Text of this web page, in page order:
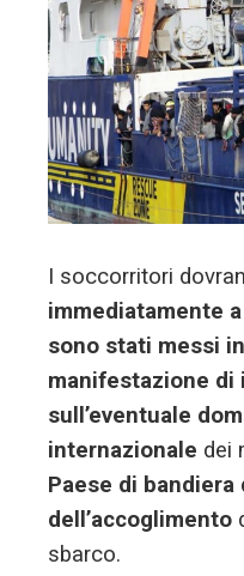
I soccorritori
immediatamente
sono stati messi
manifestazione di
sull’eventuale
internazionale dei
Paese di
dell’accoglimento
sbarco.